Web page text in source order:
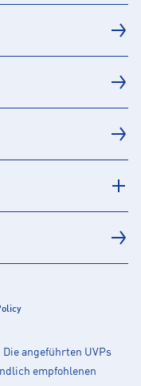
angeführten UVPs
empfohlenen